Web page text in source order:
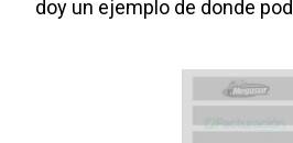
doy un ejemplo de donde